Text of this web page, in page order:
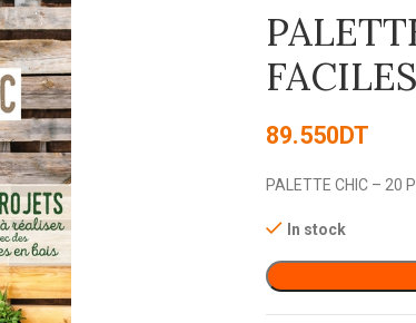
89.550DT
PALETTE CHIC – 20
In stock